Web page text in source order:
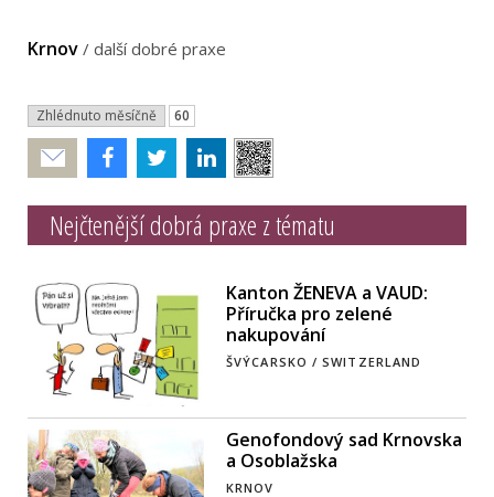
Krnov / další dobré praxe
Zhlédnuto měsíčně 60
Poslat
Nejčtenější dobrá praxe z tématu
Kanton ŽENEVA a VAUD:
Příručka pro zelené
nakupování
ŠVÝCARSKO / SWITZERLAND
Genofondový sad Krnovska
a Osoblažska
KRNOV